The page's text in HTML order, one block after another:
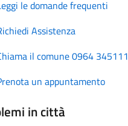
le domande frequenti
Assistenza
il comune 0964 345111
un appuntamento
in città